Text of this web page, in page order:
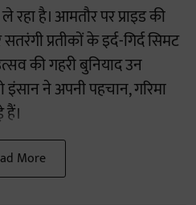
रहा है। आमतौर पर प्राइड की
प्रतीकों के इर्द-गिर्द सिमट
की गहरी बुनियाद उन
इंसान ने अपनी पहचान, गरिमा
More